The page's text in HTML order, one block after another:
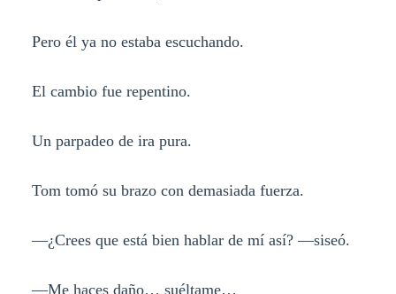
Pero él ya no estaba escuchando.
El cambio fue repentino.
Un parpadeo de ira pura.
Tom tomó su brazo con demasiada fuerza.
—¿Crees que está bien hablar de mí así? —siseó.
—Me haces daño… suéltame…